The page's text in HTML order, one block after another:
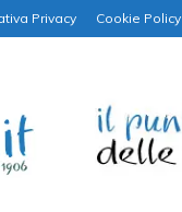
Privacy Cookie Policy